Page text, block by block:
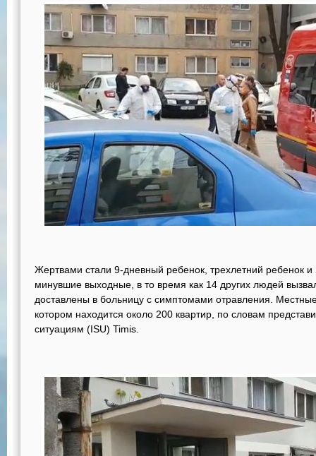
Жертвами стали 9-дневный ребенок, трехлетний ребенок
минувшие выходные, в то время как 14 других людей
доставлены в больницу с симптомами отравления.
котором находится около 200 квартир, по словам
ситуациям (ISU) Timis.